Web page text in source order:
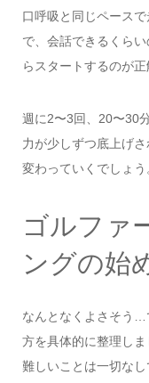
口呼吸と同じペース
で、会話できるくら
らスタートするのが正
週に2〜3回、20〜30
力が少しずつ底上げ
変わっていくでしょう
ゴルファ
ングの始
なんとなくよさそう…
方を具体的に整理しま
難しいことは一切な